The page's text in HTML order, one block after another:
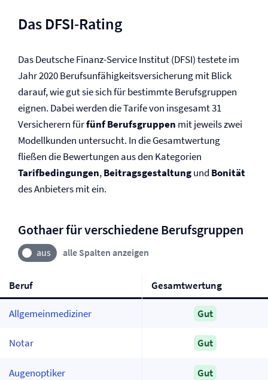
Das DFSI-Rating
Das Deutsche Finanz-Service Institut (DFSI) testete im
Jahr 2020 Berufs­unfähigkeits­versicherung mit Blick
darauf, wie gut sie sich für bestimmte Berufsgruppen
eignen. Dabei werden die Tarife von insgesamt 31
Versicherern fürfünf Berufsgruppen mit jeweils zwei
Modellkunden untersucht. In die Gesamtwertung
fließen die Bewertungen aus den Kategorien
Tarifbedingungen,Beitragsgestaltungund Bonität
des Anbieters mit ein.
Gothaer für verschiedene Berufsgruppen
alle Spalten anzeigen
Beruf Gesamtwertung
Allgemeinmediziner Gut
Notar Gut
Augenoptiker Gut